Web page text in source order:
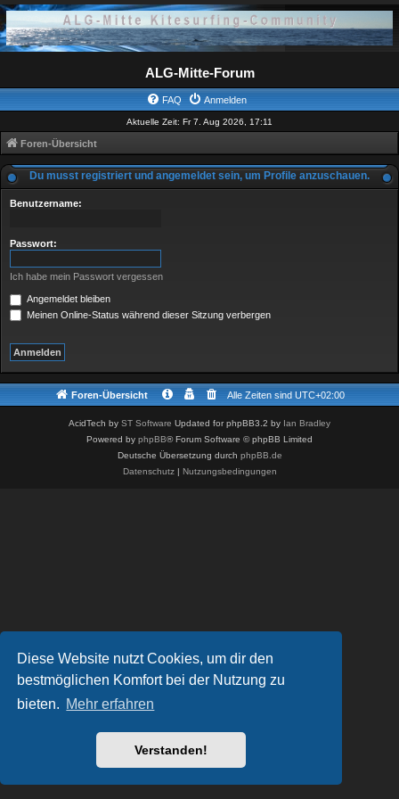
Diese Website nutzt Cookies, um dir den
bestmöglichen Komfort bei der Nutzung zu
bieten. Mehr erfahren
Verstanden!
ALG-Mitte-Forum
FAQ Anmelden
Aktuelle Zeit: Fr 7. Aug 2026, 17:11
Foren-Übersicht
Du musst registriert und angemeldet sein, um Profile anzuschauen.
Benutzername:
Passwort:
Ich habe mein Passwort vergessen
Angemeldet bleiben
Meinen Online-Status während dieser Sitzung verbergen
Foren-Übersicht Alle Zeiten sind UTC+02:00
AcidTech by ST Software Updated for phpBB3.2 by Ian Bradley
Powered by phpBB® Forum Software © phpBB Limited
Deutsche Übersetzung durch phpBB.de
Datenschutz| Nutzungsbedingungen